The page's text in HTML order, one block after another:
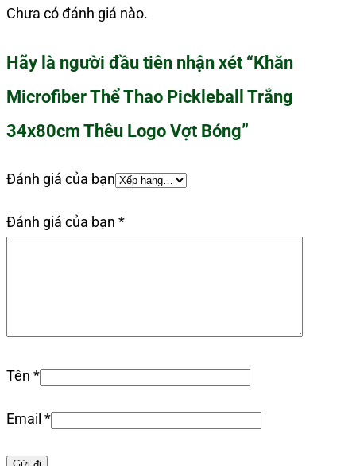
Chưa có đánh giá nào.
Hãy là người đầu tiên nhận xét “Khăn
Microfiber Thể Thao Pickleball Trắng
34x80cm Thêu Logo Vợt Bóng”
Đánh giá của bạn
Đánh giá của bạn *
Tên *
Email *